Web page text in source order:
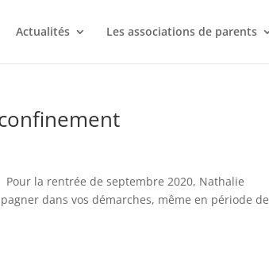
Actualités Les associations de parents
la rentrée de septembre 2020, Nathalie
dans vos démarches, même en période de